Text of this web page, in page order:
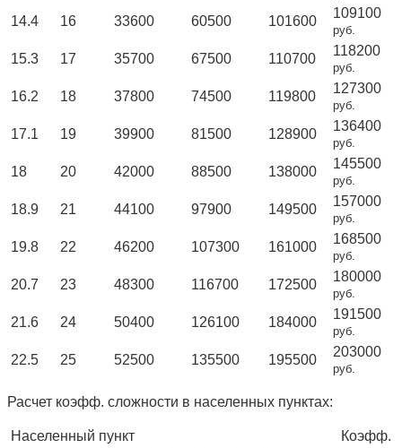
14.4 16 33600 60500 101600
109100
руб.
15.3 17 35700 67500 110700
118200
руб.
16.2 18 37800 74500 119800
127300
руб.
17.1 19 39900 81500 128900
136400
руб.
18 20 42000 88500 138000
145500
руб.
18.9 21 44100 97900 149500
157000
руб.
19.8 22 46200 107300 161000
168500
руб.
20.7 23 48300 116700 172500
180000
руб.
21.6 24 50400 126100 184000
191500
руб.
22.5 25 52500 135500 195500
203000
руб.
Расчет коэфф. сложности в населенных пунктах:
Населенный пункт
Коэфф.